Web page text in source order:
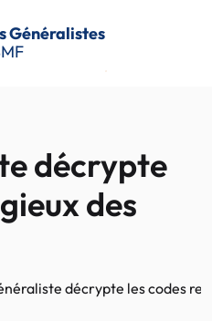
Généralistes
décrypte
des
décrypte les codes